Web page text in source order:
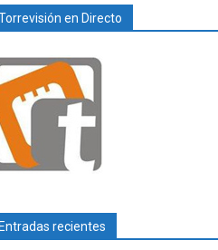
en Directo
recientes